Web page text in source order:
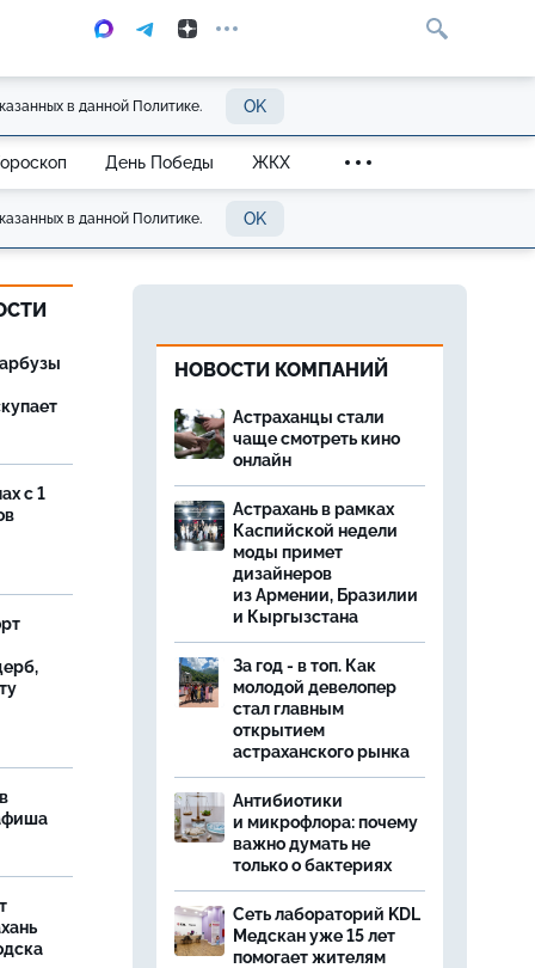
в данной Политике. OK
День Победы ЖКХ
в данной Политике. OK
с 1
НОВОСТИ КОМПАНИЙ
Астраханцы стали
чаще смотреть кино
онлайн
Астрахань в рамках
Каспийской недели
моды примет
дизайнеров
из Армении, Бразилии
и Кыргызстана
За год - в топ. Как
молодой девелопер
стал главным
открытием
астраханского рынка
Антибиотики
и микрофлора: почему
важно думать не
только о бактериях
Сеть лабораторий KDL
Медскан уже 15 лет
помогает жителям